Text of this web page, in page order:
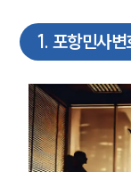
1. 포항민사